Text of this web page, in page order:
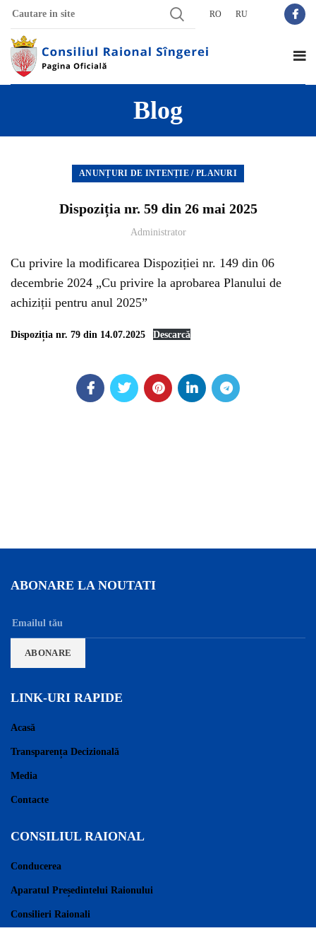
RO RU
Blog
ANUNȚURI DE INTENȚIE / PLANURI
Dispoziția nr. 59 din 26 mai 2025
Administrator
Cu privire la modificarea Dispoziției nr. 149 din 06
decembrie 2024 „Cu privire la aprobarea Planului de
achiziții pentru anul 2025”
Dispoziția nr. 79 din 14.07.2025 Descarcă
ABONARE LA NOUTATI
LINK-URI RAPIDE
Acasă
Transparența Decizională
Media
Contacte
CONSILIUL RAIONAL
Conducerea
Aparatul Președintelui Raionului
Consilieri Raionali